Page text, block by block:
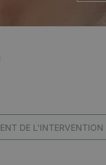
DE L'INTERVENTION